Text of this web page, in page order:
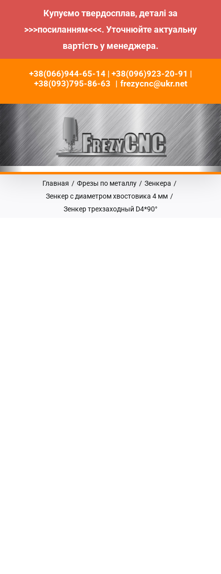
Купуємо твердосплав, деталі за
>>>посиланням<<<. Уточнюйте актуальну
вартість у менеджера.
+38(066)944-65-14 | +38(096)923-20-91 |
+38(093)795-86-63 | frezycnc@ukr.net
Главная / Фрезы по металлу / Зенкера /
Зенкер с диаметром хвостовика 4 мм /
Зенкер трехзаходный D4*90°